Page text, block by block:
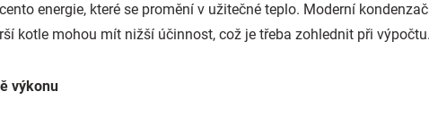
energie, které se promění v užitečné teplo. Moderní
kotle mohou mít nižší účinnost, což je třeba zohlednit při výpočtu.
výkonu